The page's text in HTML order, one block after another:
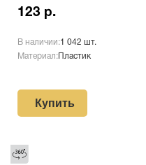
123 р.
В наличии:1 042 шт.
Материал: Пластик
Купить